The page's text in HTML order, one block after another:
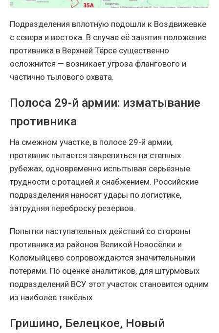
Подразделения вплотную подошли к Воздвижевке
с севера и востока. В случае её занятия положение
противника в Верхней Тёрсе существенно
осложнится — возникает угроза флангового и
частично тылового охвата.
Полоса 29-й армии: изматывание
противника
На смежном участке, в полосе 29-й армии,
противник пытается закрепиться на степных
рубежах, одновременно испытывая серьёзные
трудности с ротацией и снабжением. Российские
подразделения наносят удары по логистике,
затрудняя переброску резервов.
Попытки наступательных действий со стороны
противника из районов Великой Новосёлки и
Коломыйцево сопровождаются значительными
потерями. По оценке аналитиков, для штурмовых
подразделений ВСУ этот участок становится одним
из наиболее тяжёлых.
Гришино, Белецкое, Новый